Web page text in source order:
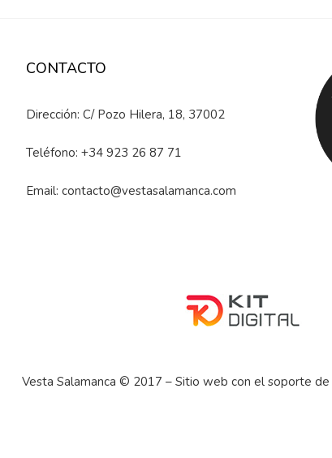
CONTACTO
Dirección: C/ Pozo Hilera, 18, 37002
Teléfono: +34 923 26 87 71
Email: contacto@vestasalamanca.com
Vesta Salamanca © 2017 – Sitio web con el soporte de